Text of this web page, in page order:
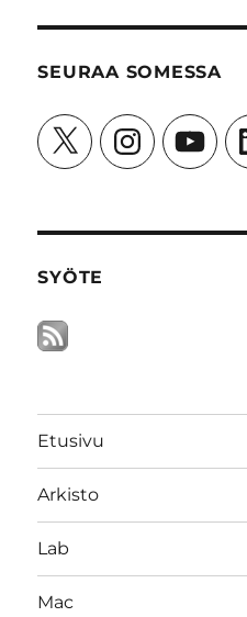
SEURAA SOMESSA
X Instagram
SYÖTE
Etusivu
Arkisto
Lab
Mac